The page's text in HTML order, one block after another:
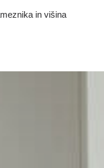
in višina